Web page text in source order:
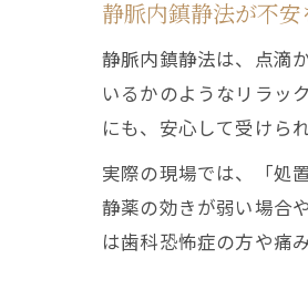
静脈内鎮静法が不
静脈内鎮静法は、点滴
いるかのようなリラッ
にも、安心して受けら
実際の現場では、「処
静薬の効きが弱い場合
は歯科恐怖症の方や痛